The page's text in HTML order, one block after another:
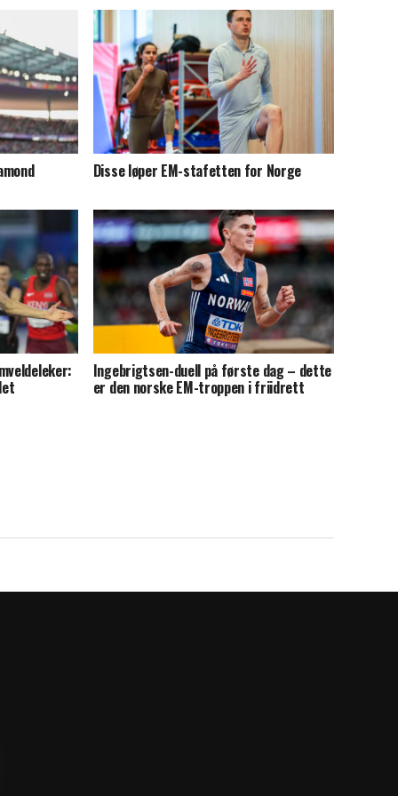
Disse løper EM-stafetten for Norge
Ingebrigtsen-duell på første dag – dette
er den norske EM-troppen i friidrett